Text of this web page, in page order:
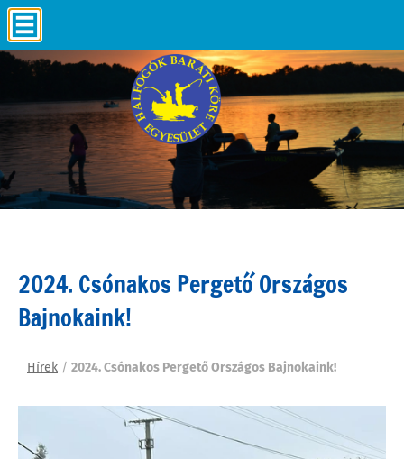
2024. Csónakos Pergető Országos
Bajnokaink!
Hírek / 2024. Csónakos Pergető Országos Bajnokaink!